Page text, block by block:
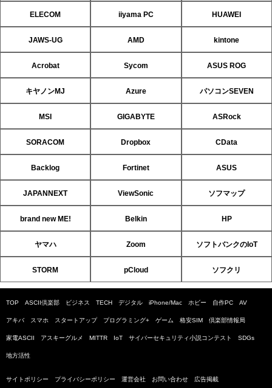
ELECOM iiyama PC HUAWEI
JAWS-UG AMD kintone
Acrobat Sycom ASUS ROG
キヤノンMJ Azure パソコンSEVEN
MSI GIGABYTE ASRock
SORACOM Dropbox CData
Backlog Fortinet ASUS
JAPANNEXT ViewSonic ソフマップ
brand new ME! Belkin HP
ヤマハ Zoom ソフトバンクのIoT
STORM pCloud ソフクリ
TOP ASCII倶楽部 ビジネス TECH デジタル iPhone/Mac ホビー 自作PC AV
アキバ スマホ スタートアップ プログラミング+ ゲーム 格安SIM 倶楽部情報局
家電ASCII アスキーグルメ MITTR IoT サイバーセキュリティ小説コンテスト SDGs
地方活性
サイトポリシー プライバシーポリシー 運営会社 お問い合わせ 広告掲載